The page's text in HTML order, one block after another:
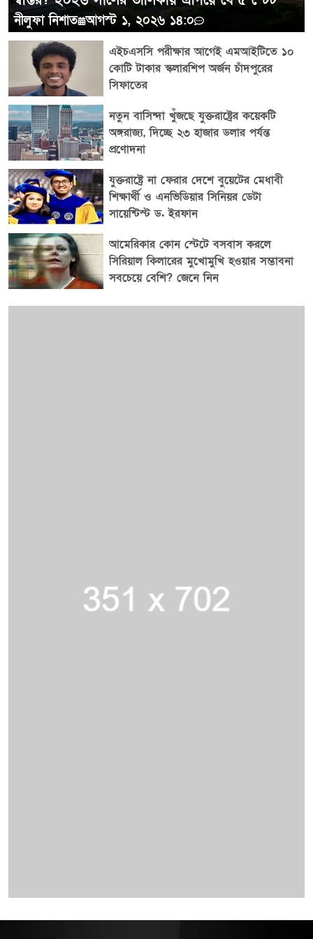
নীলুফা নিশাত আগস্ট ১, ২০২৬ ১৪:০
এইচএসসি পরীক্ষার আগেই এমআইটিতে ১০
কোটি টাকার স্কলারশিপ অর্জন চাঁদপুরের
সিফাতের
নতুন বাসিন্দা খুঁজছে যুক্তরাষ্ট্রের কয়েকটি
অঙ্গরাজ্য, দিচ্ছে ২৩ হাজার ডলার পর্যন্ত
প্রণোদনা
যুক্তরাষ্ট্রে না ফেরার দেশে বুয়েটের মেধাবী
শিক্ষার্থী ও এনভিডিয়ার সিনিয়র ডেটা
সায়েন্টিস্ট ড. ইরফান
আমেরিকার কোন স্টেটে বসবাস করলে
সিরিয়াল কিলারের মুখোমুখি হওয়ার সম্ভাবনা
সবচেয়ে বেশি? জেনে নিন